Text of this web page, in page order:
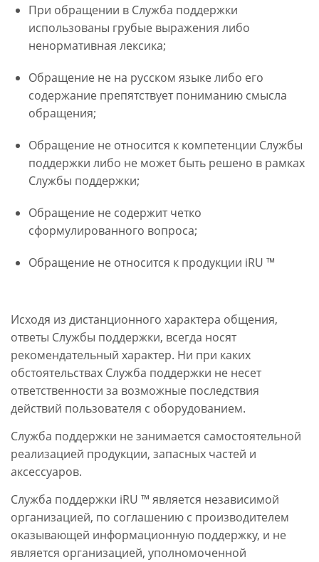
При обращении в Служба поддержки
использованы грубые выражения либо
ненормативная лексика;
Обращение не на русском языке либо его
содержание препятствует пониманию смысла
обращения;
Обращение не относится к компетенции Службы
поддержки либо не может быть решено в рамках
Службы поддержки;
Обращение не содержит четко
сформулированного вопроса;
Обращение не относится к продукции iRU ™
Исходя из дистанционного характера общения,
ответы Службы поддержки, всегда носят
рекомендательный характер. Ни при каких
обстоятельствах Служба поддержки не несет
ответственности за возможные последствия
действий пользователя с оборудованием.
Служба поддержки не занимается самостоятельной
реализацией продукции, запасных частей и
аксессуаров.
Служба поддержки iRU ™ является независимой
организацией, по соглашению с производителем
оказывающей информационную поддержку, и не
является организацией, уполномоченной